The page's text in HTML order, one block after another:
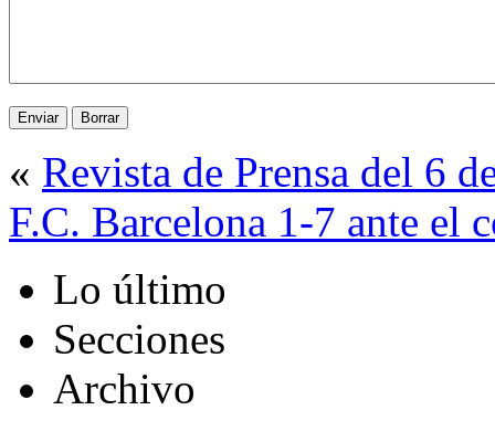
« Revista de Prensa del 6
F.C. Barcelona 1-7 ante el
Lo último
Secciones
Archivo